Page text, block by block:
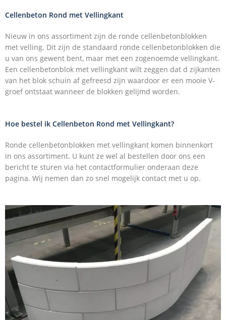
Cellenbeton Rond met Vellingkant
Nieuw in ons assortiment zijn de ronde cellenbetonblokken
met velling. Dit zijn de standaard ronde cellenbetonblokken die
u van ons gewent bent, maar met een zogenoemde vellingkant.
Een cellenbetonblok met vellingkant wilt zeggen dat d zijkanten
van het blok schuin af gefreesd zijn waardoor er een mooie V-
groef ontstaat wanneer de blokken gelijmd worden.
Hoe bestel ik Cellenbeton Rond met Vellingkant?
Ronde cellenbetonblokken met vellingkant komen binnenkort
in ons assortiment. U kunt ze wel al bestellen door ons een
bericht te sturen via het contactformulier onderaan deze
pagina. Wij nemen dan zo snel mogelijk contact met u op.